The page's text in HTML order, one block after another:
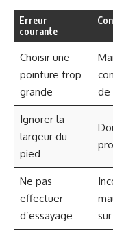
Erreur
courante
Choisir une
pointure trop
grande
de
Ignorer la
largeur du
pied
Ne pas
effectuer
d’essayage